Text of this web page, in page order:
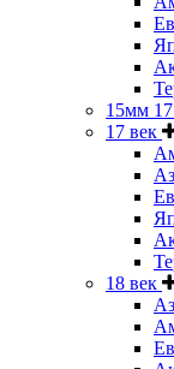
15мм
17 век
18 век